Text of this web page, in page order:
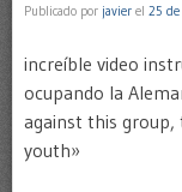
Publicado por javier el 25
increíble video
ocupando la
against this group,
youth»